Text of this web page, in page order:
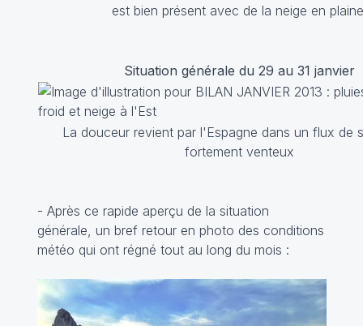
est bien présent avec de la neige en
Situation générale du 29 au 31 janvier
La douceur revient par l'Espagne dans un flux de
fortement venteux
- Après ce rapide aperçu de la situation
générale, un bref retour en photo des conditions
météo qui ont régné tout au long du mois :